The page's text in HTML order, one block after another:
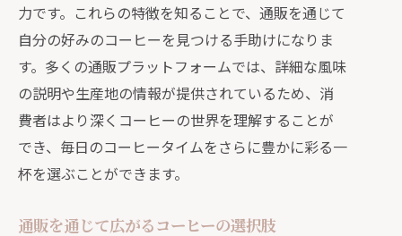
通販で楽しむ地域特有のコーヒー風味の冒
険へ
地域特有の風味を持つコーヒー豆の探
し方
通販で地域のコーヒーを楽しむメリッ
ト
ト
力です。これらの特徴を知ることで、通販を通じて
自分の好みのコーヒーを見つける手助けになりま
す。多くの通販プラットフォームでは、詳細な風味
の説明や生産地の情報が提供されているため、消
費者はより深くコーヒーの世界を理解することが
でき、毎日のコーヒータイムをさらに豊かに彩る一
杯を選ぶことができます。
通販を通じて広がるコーヒーの選択肢